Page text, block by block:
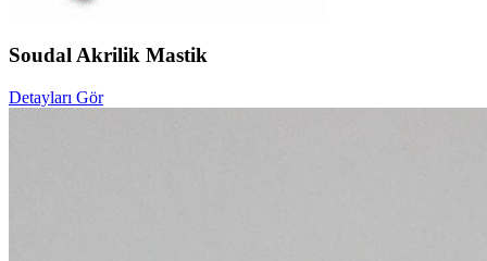
Soudal Akrilik Mastik
Detayları Gör